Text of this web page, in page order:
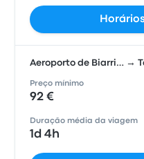
Aeroporto de Biarri… →
Preço mínimo
92 €
Duração média da viagem
1d 4h